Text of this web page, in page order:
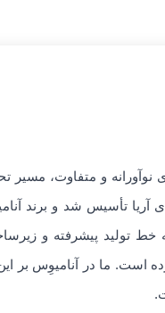
۱۳۹۳ با هدف ایجاد کسب‌وکاری نوآورانه و متفاوت،
آریا تأسیس شد و برند
خط تولید پیشرفته و
است. ما در آنامیوِس بر این